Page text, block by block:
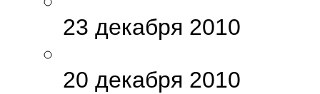
23 декабря 2010
20 декабря 2010